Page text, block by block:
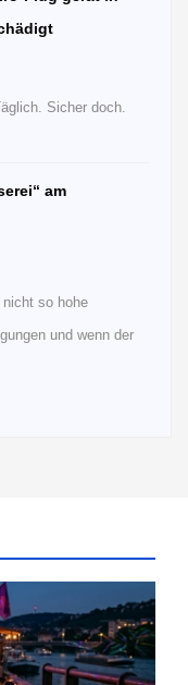
Sicher doch.
am
so hohe
und wenn der